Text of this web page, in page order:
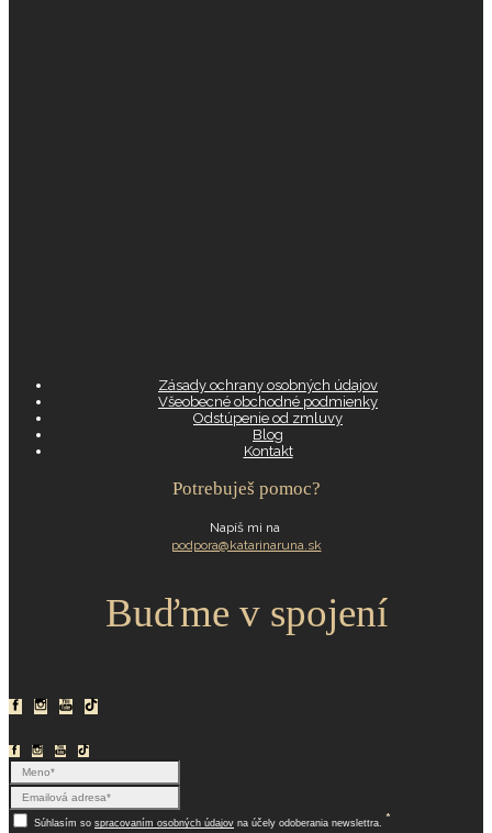
Zásady ochrany osobných údajov
Všeobecné obchodné podmienky
Odstúpenie od zmluvy
Blog
Kontakt
Potrebuješ pomoc?
Napíš mi na
podpora@katarinaruna.sk
Buďme v spojení
Súhlasím so spracovaním osobných údajov na účely odoberania newslettra. *